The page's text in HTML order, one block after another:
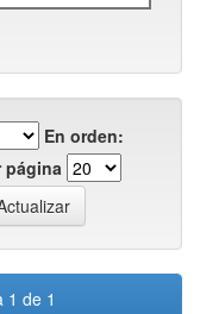
En orden:
página
1 de 1